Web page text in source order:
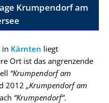
Krumpendorf am
in Kärnten liegt
Ort ist das angrenzende
“Krumpendorf am
2012 „Krumpendorf am
“Krumpendorf“.